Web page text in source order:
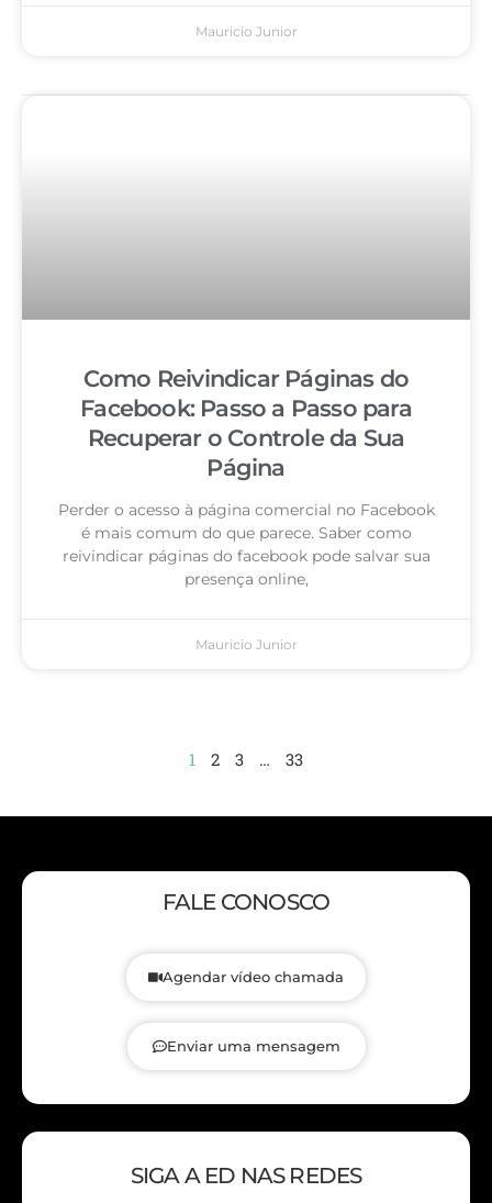
Mauricio Junior
Como Reivindicar Páginas do
Facebook: Passo a Passo para
Recuperar o Controle da Sua
Página
Perder o acesso à página comercial no Facebook
é mais comum do que parece. Saber como
reivindicar páginas do facebook pode salvar sua
presença online,
Mauricio Junior
1 2 3 … 33
FALE CONOSCO
Agendar vídeo chamada
Enviar uma mensagem
SIGA A ED NAS REDES